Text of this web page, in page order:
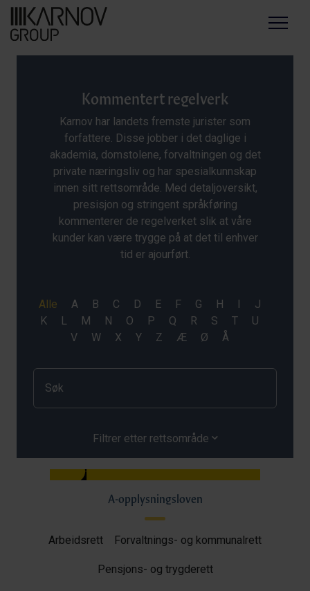
Menu
Kommentert regelverk
Karnov har landets fremste jurister som
forfattere. Disse jobber i det daglige i
akademia, domstolene, forvaltningen og det
private næringsliv og har spesialkunnskap
innen sitt rettsområde. Med detaljoversikt,
presisjon og stringent språkføring
kommenterer de regelverket slik at våre
kunder kan være trygge på at det til enhver
tid er ajourført.
Filtrer etter rettsområde
A-opplysningsloven
Arbeidsrett Forvaltnings- og kommunalrett
Pensjons- og trygderett